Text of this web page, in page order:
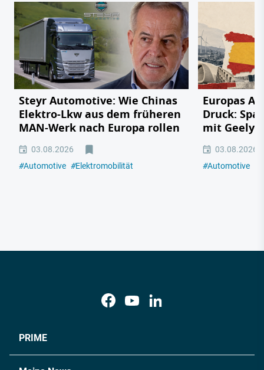
Steyr Automotive: Wie Chinas
Elektro-Lkw aus dem früheren
MAN-Werk nach Europa rollen
03.08.2026
#Automotive #Elektromobilität
Europas
Druck:
mit Geely,
03.08.2026
#Automotive
PRIME